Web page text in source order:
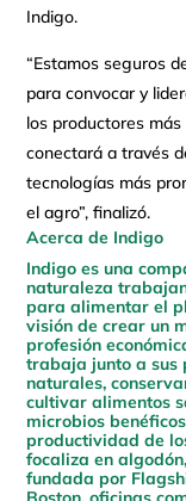
Indigo.
“Estamos seguros
para convocar y
los productores
conectará a través
tecnologías más
el agro”, finalizó.
Acerca de Indigo
Indigo es una
naturaleza
para alimentar el
visión de crear un
profesión
trabaja junto a sus
naturales,
cultivar alimentos
microbios
productividad de
focaliza en
fundada por